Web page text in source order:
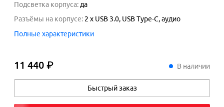
Подсветка корпуса: да
Разъёмы на корпусе: 2 x USB 3.0, USB Type-C, аудио
Полные характеристики
11 440 ₽11 440 ₽ В наличии
Быстрый заказ